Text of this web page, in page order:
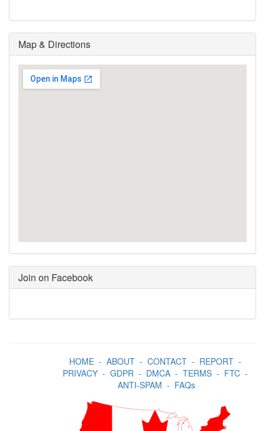
Map & Directions
Join on Facebook
HOME- ABOUT- CONTACT- REPORT-
PRIVACY- GDPR- DMCA- TERMS- FTC-
ANTI-SPAM - FAQs